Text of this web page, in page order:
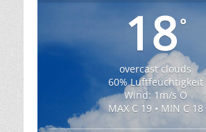
18°
overcast clouds
60% Luftfeuchtigkeit
Wind: 1m/s O
MAX C 19 • MIN C 18